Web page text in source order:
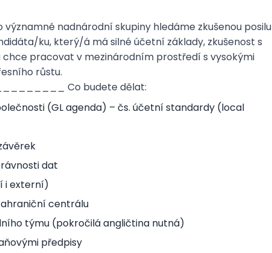
významné nadnárodní skupiny hledáme zkušenou posilu
ku, který/á má silné účetní základy, zkušenost s
pracovat v mezinárodním prostředí s vysokými
růstu.
Co budete dělat:
(GL agenda) – čs. účetní standardy (local
dat
i externí)
centrálu
týmu (pokročilá angličtina nutná)
předpisy